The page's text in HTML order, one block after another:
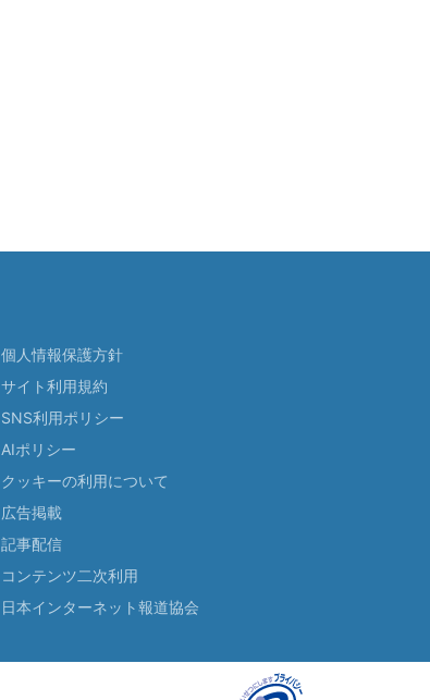
個人情報保護方針
サイト利用規約
SNS利用ポリシー
AIポリシー
クッキーの利用について
広告掲載
記事配信
コンテンツ二次利用
日本インターネット報道協会